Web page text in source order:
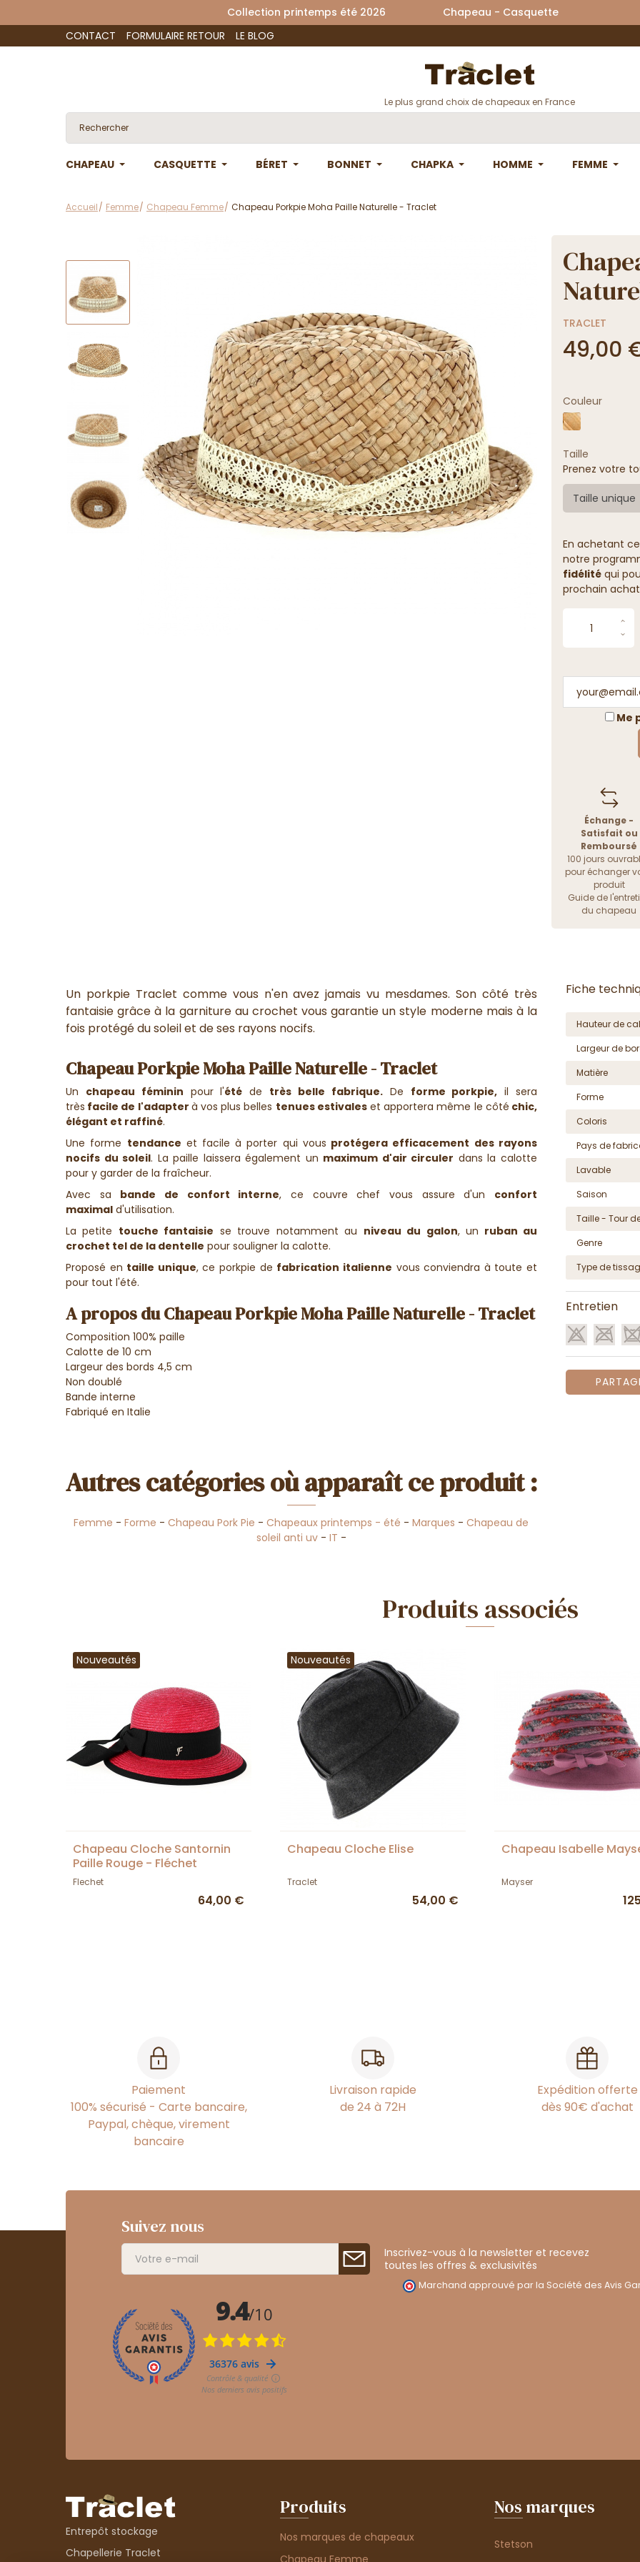
Collection printemps été 2026 Chapeau - Casquette
CONTACT
FORMULAIRE RETOUR LE BLOG
Le plus grand choix de chapeaux en France
CHAPEAU CASQUETTE BÉRET BONNET CHAPKA HOMME FEMME
Accueil Femme Chapeau Femme Chapeau Porkpie Moha Paille Naturelle - Traclet
TRACLET
49,00
Couleur
Taille
Prenez votre
Taille unique
En achetant
notre
fidélitéqui
prochain
Me
Échange -
Satisfait ou
Remboursé
100 jours
pour échanger
produit
Guide de
du chapeau
Un porkpie Traclet comme vous n'en avez jamais vu mesdames. Son côté très
fantaisie grâce à la garniture au crochet vous garantie un style moderne mais à la
fois protégé du soleil et de ses rayons nocifs.
Chapeau Porkpie Moha Paille Naturelle - Traclet
Un chapeau féminin pour l'été de très belle fabrique.De forme porkpie, il sera
très facile de l'adapter à vos plus belles tenues estivaleset apportera même le côté chic,
élégant et raffiné.
Une forme tendance et facile à porter qui vous protégera efficacement des rayons
nocifs du soleil. La paille laissera également un maximum d'air circuler dans la calotte
pour y garder de la fraîcheur.
Avec sa bande de confort interne, ce couvre chef vous assure d'un confort
maximal d'utilisation.
La petite touche fantaisie se trouve notamment au niveau du galon, un ruban au
crochet tel de la dentelle pour souligner la calotte.
Proposé en taille unique, ce porkpie de fabrication italienne vous conviendra à toute et
pour tout l'été.
A propos du Chapeau Porkpie Moha Paille Naturelle - Traclet
Composition 100% paille
Calotte de 10 cm
Largeur des bords 4,5 cm
Non doublé
Bande interne
Fabriqué en Italie
Autres catégories où apparaît ce produit :
Femme -Forme -Chapeau Pork Pie -Chapeaux printemps - été -Marques -Chapeau de
soleil anti uv- IT -
Fiche
Hauteur de
Largeur de
Matière
Forme
Coloris
Pays de
Lavable
Saison
Taille - Tour
Genre
Type de
Entretien
Produits associés
Nouveautés
Chapeau Cloche Santornin
Paille Rouge - Fléchet
Flechet
64,00 €
Nouveautés
Chapeau Cloche Elise
Traclet
54,00 €
Chapeau Isabelle
Mayser
Paiement
100% sécurisé - Carte bancaire,
Paypal, chèque, virement
bancaire
Livraison rapide
de 24 à 72H
Expédition offerte
dès 90€ d'achat
Suivez nous
Inscrivez-vous à la newsletter et recevez
toutes les offres & exclusivités
Marchand approuvé par la Société des Avis
Entrepôt stockage
Chapellerie Traclet
Produits
Nos marques de chapeaux
Chapeau Femme
Nos marques
Stetson